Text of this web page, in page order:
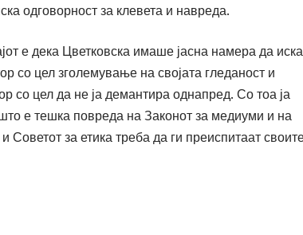
одговорност за клевета и навреда.
е дека Цветковска имаше јасна намера да
со цел зголемување на својата гледаност и
со цел да не ја демантира однапред. Со тоа ја
е тешка повреда на Законот за медиуми и на
за етика треба да ги преиспитаат